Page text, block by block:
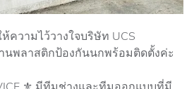
วามไว้วางใจบริษัท UCS
านพลาสติกป้องกันนกพร้อมติดตั้งค่ะ